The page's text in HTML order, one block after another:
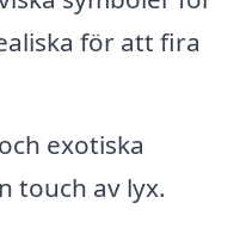
för att fira
exotiska
touch av lyx.